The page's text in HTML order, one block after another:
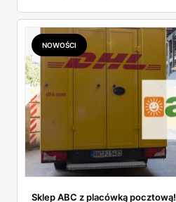
więcej!
NOWOŚCI
Sklep ABC z placówką pocztową!